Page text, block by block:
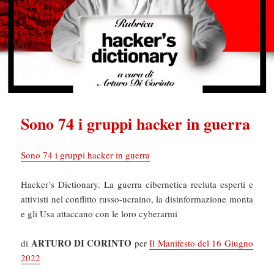
Sono 74 i gruppi hacker in guerra
Sono 74 i gruppi hacker in guerra
Hacker’s Dictionary. La guerra cibernetica recluta esperti e
attivisti nel conflitto russo-ucraino, la disinformazione monta
e gli Usa attaccano con le loro cyberarmi
di ARTURO DI CORINTO perIl Manifesto del 16 Giugno
2022